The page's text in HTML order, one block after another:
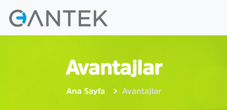
Avantajlar
Ana Sayfa Avantajlar